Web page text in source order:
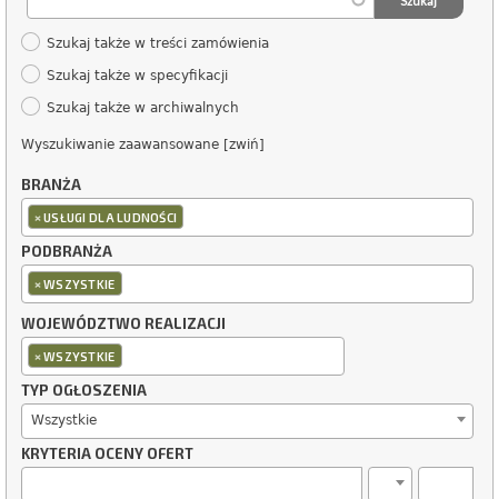
Szukaj także w treści zamówienia
Szukaj także w specyfikacji
Szukaj także w archiwalnych
Wyszukiwanie zaawansowane [zwiń]
BRANŻA
×USŁUGI DLA LUDNOŚCI
PODBRANŻA
×WSZYSTKIE
WOJEWÓDZTWO REALIZACJI
×WSZYSTKIE
TYP OGŁOSZENIA
Wszystkie
KRYTERIA OCENY OFERT